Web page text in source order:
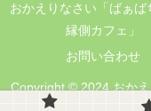
おかえりなさい「ばぁば
縁側カフェ」
お問い合わせ
Copyright © 2024 おか